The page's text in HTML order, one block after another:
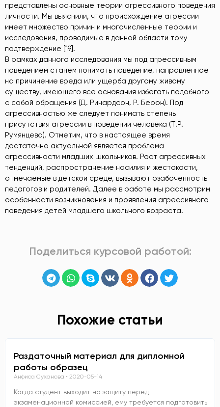
представлены основные теории агрессивного поведения
личности. Мы выяснили, что происхождение агрессии
имеет множество причин и многочисленные теории и
исследования, проводимые в данной области тому
подтверждение [19].
В рамках данного исследования мы под агрессивным
поведением станем понимать поведение, направленное
на причинение вреда или ущерба другому живому
существу, имеющего все основания избегать подобного
с собой обращения (Д. Ричардсон, Р. Берон). Под
агрессивностью же следует понимать степень
присутствия агрессии в поведении человека (Т.Р.
Румянцева). Отметим, что в настоящее время
достаточно актуальной является проблема
агрессивности младших школьников. Рост агрессивных
тенденций, распространение насилия и жестокости,
отмечаемые в детской среде, вызывают озабоченность
педагогов и родителей. Далее в работе мы рассмотрим
особенности возникновения и проявления агрессивного
поведения детей младшего школьного возраста.
Поделиться курсовой работой:
Похожие статьи
Раздаточный материал для дипломной
работы образец
Анфиса Суханова 2020-05-14
Когда студент выходит на защиту перед
экзаменационной комиссией, ему требуется подготовить